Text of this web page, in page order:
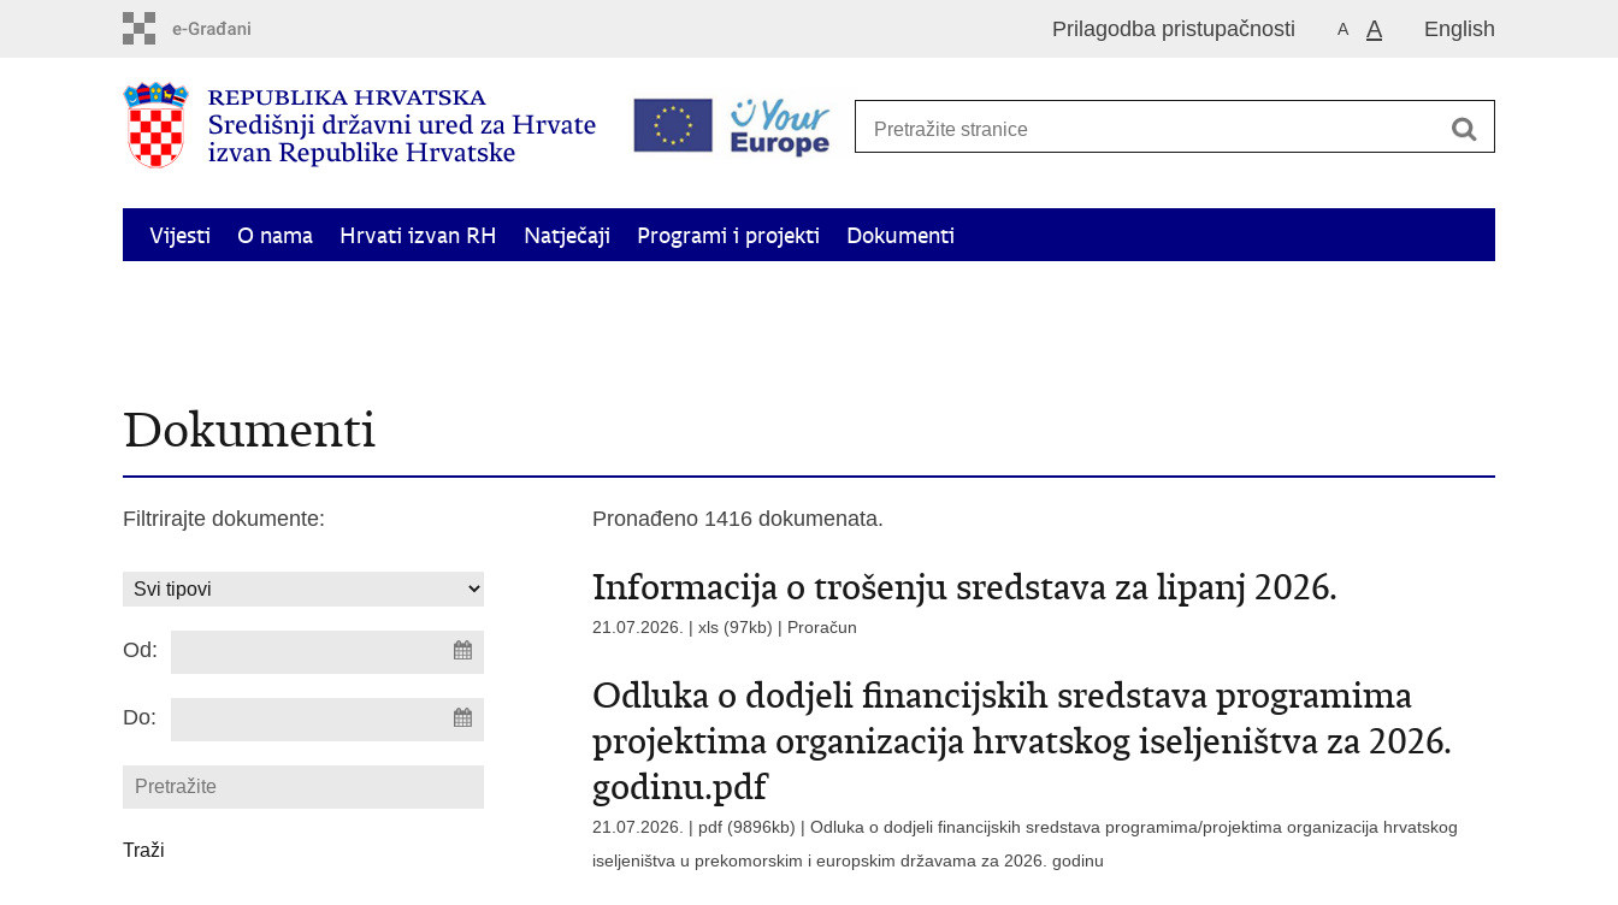
English
A A
Prilagodba pristupačnosti
Vijesti O nama Hrvati izvan RH Natječaji Programi i projekti
Dokumenti
Dokumenti
Filtrirajte dokumente:
Od:
Do:
Pronađeno 1416 dokumenata.
Informacija o trošenju sredstava za lipanj 2026.
21.07.2026. | xls (97kb) | Proračun
Odluka o dodjeli financijskih sredstava programima
projektima organizacija hrvatskog iseljeništva za 2026.
godinu.pdf
21.07.2026. | pdf (9896kb) | Odluka o dodjeli financijskih sredstava programima/projektima organizacija hrvatskog
iseljeništva u prekomorskim i europskim državama za 2026. godinu